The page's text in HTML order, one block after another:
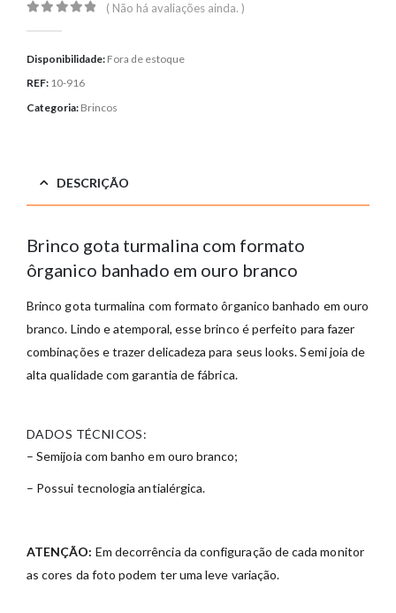
( Não há avaliações ainda. )
Disponibilidade: Fora de estoque
REF: 10-916
Categoria: Brincos
DESCRIÇÃO
Brinco gota turmalina com formato
ôrganico banhado em ouro branco
Brinco gota turmalina com formato ôrganico banhado em ouro
branco. Lindo e atemporal, esse brinco é perfeito para fazer
combinações e trazer delicadeza para seus looks. Semi joia de
alta qualidade com garantia de fábrica.
DADOS TÉCNICOS:
– Semijoia com banho em ouro branco;
– Possui tecnologia antialérgica.
ATENÇÃO: Em decorrência da configuração de cada monitor
as cores da foto podem ter uma leve variação.